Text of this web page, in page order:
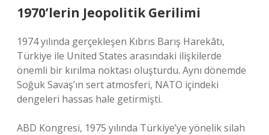
1970’lerin Jeopolitik Gerilimi
1974 yılında gerçekleşen Kıbrıs Barış Harekâtı,
Türkiye ile United States arasındaki ilişkilerde
önemli bir kırılma noktası oluşturdu. Aynı dönemde
Soğuk Savaş’ın sert atmosferi, NATO içindeki
dengeleri hassas hale getirmişti.
ABD Kongresi, 1975 yılında Türkiye’ye yönelik silah